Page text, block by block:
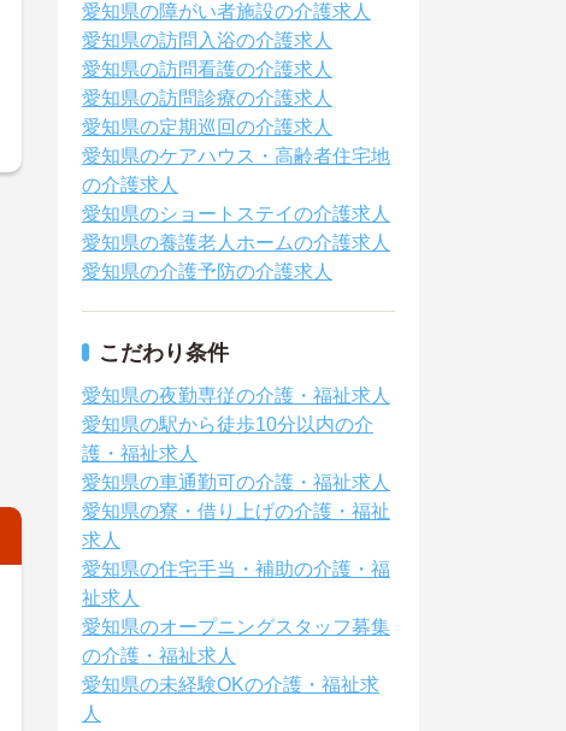
愛知県の障がい者施設の介護求人
愛知県の訪問入浴の介護求人
愛知県の訪問看護の介護求人
愛知県の訪問診療の介護求人
愛知県の定期巡回の介護求人
愛知県のケアハウス・高齢者住宅地
の介護求人
愛知県のショートステイの介護求人
愛知県の養護老人ホームの介護求人
愛知県の介護予防の介護求人
こだわり条件
愛知県の夜勤専従の介護・福祉求人
愛知県の駅から徒歩10分以内の介
護・福祉求人
愛知県の車通勤可の介護・福祉求人
愛知県の寮・借り上げの介護・福祉
求人
愛知県の住宅手当・補助の介護・福
祉求人
愛知県のオープニングスタッフ募集
の介護・福祉求人
愛知県の未経験OKの介護・福祉求
人